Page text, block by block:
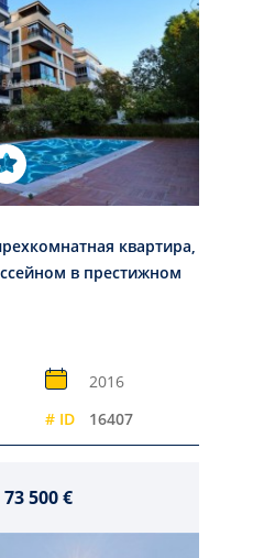
квартира,
в престижном
2016
# ID 16407
73 500 €